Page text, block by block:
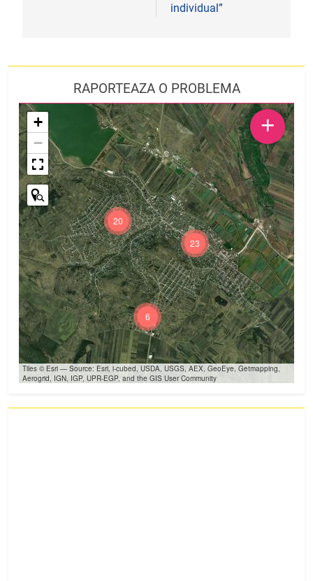
individual”
RAPORTEAZA O PROBLEMA
23
20
6
+
−
Tiles © Esri — Source: Esri, i-cubed, USDA, USGS, AEX, GeoEye, Getmapping,
Aerogrid, IGN, IGP, UPR-EGP, and the GIS User Community
+